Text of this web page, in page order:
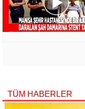
TÜM HABERLER